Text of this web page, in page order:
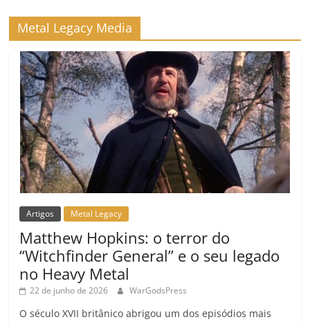
Metal Legacy Media
Artigos Metal Legacy
Matthew Hopkins: o terror do
“Witchfinder General” e o seu legado
no Heavy Metal
22 de junho de 2026 WarGodsPress
O século XVII britânico abrigou um dos episódios mais